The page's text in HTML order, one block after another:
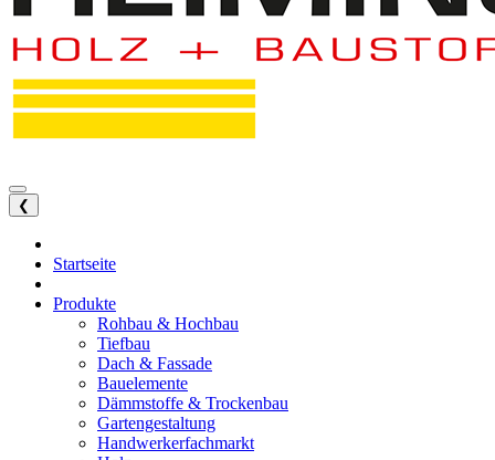
❮
Startseite
Produkte
Rohbau & Hochbau
Tiefbau
Dach & Fassade
Bauelemente
Dämmstoffe & Trockenbau
Gartengestaltung
Handwerkerfachmarkt